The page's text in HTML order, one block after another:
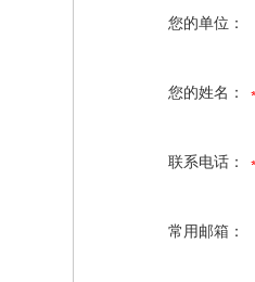
您的单位：
您的姓名：
联系电话：
常用邮箱：